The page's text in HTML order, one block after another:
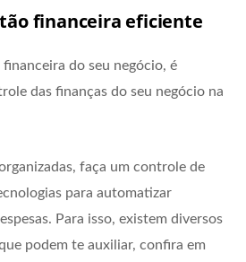
financeira eficiente
financeira do seu negócio, é
das finanças do seu negócio na
faça um controle de
para automatizar
Para isso, existem diversos
podem te auxiliar, confira em